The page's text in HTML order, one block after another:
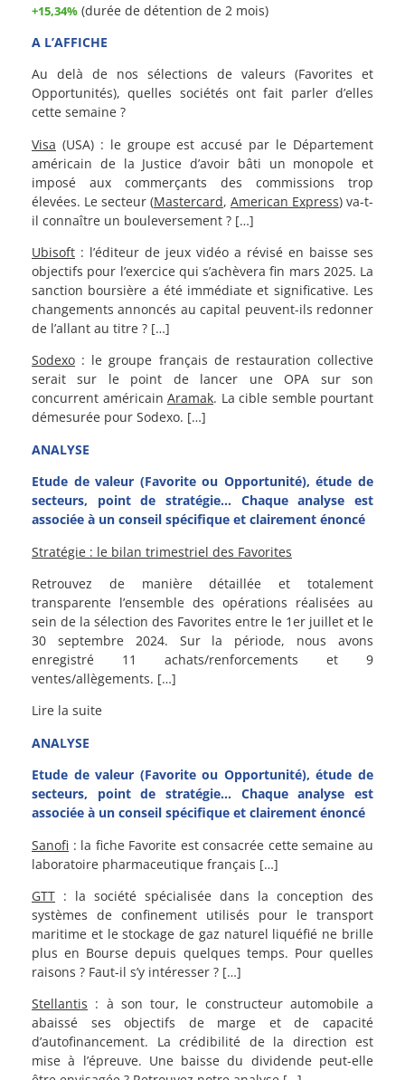
+15,34% (durée de détention de 2 mois)
A L’AFFICHE
Au delà de nos sélections de valeurs (Favorites et
Opportunités), quelles sociétés ont fait parler d’elles
cette semaine ?
Visa (USA) : le groupe est accusé par le Département
américain de la Justice d’avoir bâti un monopole et
imposé aux commerçants des commissions trop
élevées. Le secteur (Mastercard, American Express) va-t-
il connaître un bouleversement ? […]
Ubisoft : l’éditeur de jeux vidéo a révisé en baisse ses
objectifs pour l’exercice qui s’achèvera fin mars 2025. La
sanction boursière a été immédiate et significative. Les
changements annoncés au capital peuvent-ils redonner
de l’allant au titre ? […]
Sodexo : le groupe français de restauration collective
serait sur le point de lancer une OPA sur son
concurrent américain Aramak. La cible semble pourtant
démesurée pour Sodexo. […]
ANALYSE
Etude de valeur (Favorite ou Opportunité), étude de
secteurs, point de stratégie… Chaque analyse est
associée à un conseil spécifique et clairement énoncé
Stratégie : le bilan trimestriel des Favorites
Retrouvez de manière détaillée et totalement
transparente l’ensemble des opérations réalisées au
sein de la sélection des Favorites entre le 1er juillet et le
30 septembre 2024. Sur la période, nous avons
enregistré 11 achats/renforcements et 9
ventes/allègements. […]
Lire la suite
ANALYSE
Etude de valeur (Favorite ou Opportunité), étude de
secteurs, point de stratégie… Chaque analyse est
associée à un conseil spécifique et clairement énoncé
Sanofi : la fiche Favorite est consacrée cette semaine au
laboratoire pharmaceutique français […]
GTT : la société spécialisée dans la conception des
systèmes de confinement utilisés pour le transport
maritime et le stockage de gaz naturel liquéfié ne brille
plus en Bourse depuis quelques temps. Pour quelles
raisons ? Faut-il s’y intéresser ? […]
Stellantis : à son tour, le constructeur automobile a
abaissé ses objectifs de marge et de capacité
d’autofinancement. La crédibilité de la direction est
mise à l’épreuve. Une baisse du dividende peut-elle